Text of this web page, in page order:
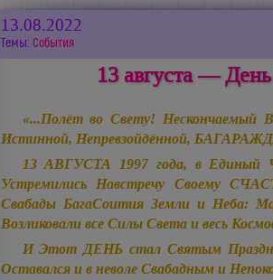
13.08.2022
Темы: События
13 августа —
«...Полёт во Свету!
Истинной, Непревзойдённой,
13 АВГУСТА 1997 года, в Единый
Устремились Навстречу Своему
Свабады БагаСоития Земли и Неба:
Возликовали все Силы Света и весь
И Этот ДЕНЬ стал Святым
Оставался и в неволе Свабадным и